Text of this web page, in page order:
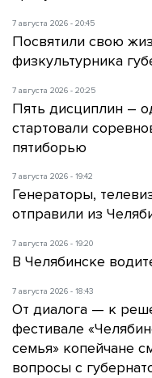
7 августа 2026 - 20:45
Посвятили свою
физкультурника
7 августа 2026 - 20:25
Пять дисциплин –
стартовали
пятиборью
7 августа 2026 - 19:42
Генераторы,
отправили из
7 августа 2026 - 19:20
В Челябинске
7 августа 2026 - 18:43
От диалога — к
фестивале
семья» копейчане
вопросы с